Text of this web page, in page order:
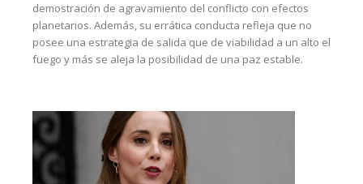
demostración de agravamiento del conflicto con efectos
planetarios. Además, su errática conducta refleja que no
posee una estrategia de salida que de viabilidad a un alto el
fuego y más se aleja la posibilidad de una paz estable.